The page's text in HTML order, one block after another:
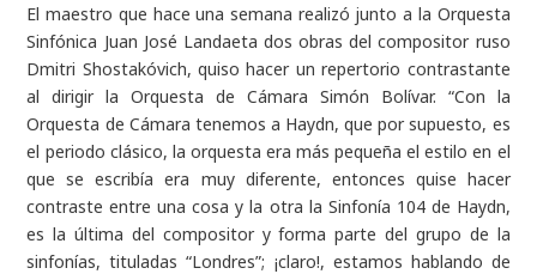
El maestro que hace una semana realizó junto a la Orquesta
Sinfónica Juan José Landaeta dos obras del compositor ruso
Dmitri Shostakóvich, quiso hacer un repertorio contrastante
al dirigir la Orquesta de Cámara Simón Bolívar. “Con la
Orquesta de Cámara tenemos a Haydn, que por supuesto, es
el periodo clásico, la orquesta era más pequeña el estilo en el
que se escribía era muy diferente, entonces quise hacer
contraste entre una cosa y la otra la Sinfonía 104 de Haydn,
es la última del compositor y forma parte del grupo de la
sinfonías, tituladas “Londres”; ¡claro!, estamos hablando de